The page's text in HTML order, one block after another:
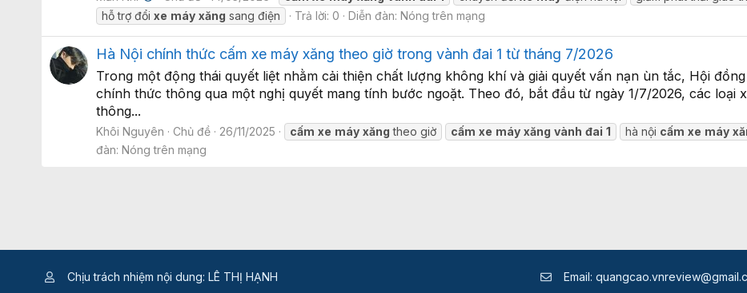
hỗ trợ đổi xe máy xăng sang điện Trả lời: 0 Diễn đàn: Nóng trên mạng
Hà Nội chính thức cấm xe máy xăng theo giờ trong vành đai 1 từ tháng 7/2026
Trong một động thái quyết liệt nhằm cải thiện chất lượng không khí và giải quyết vấn nạn ùn tắc, Hội
chính thức thông qua một nghị quyết mang tính bước ngoặt. Theo đó, bắt đầu từ ngày 1/7/2026, các loại
thông...
Khôi Nguyên Chủ đề 26/11/2025 cấm xe máy xăng theo giờ cấm xe máy xăng vành đai 1 hà nội cấm xe máy
đàn: Nóng trên mạng
Chịu trách nhiệm nội dung: LÊ THỊ HẠNH Email: